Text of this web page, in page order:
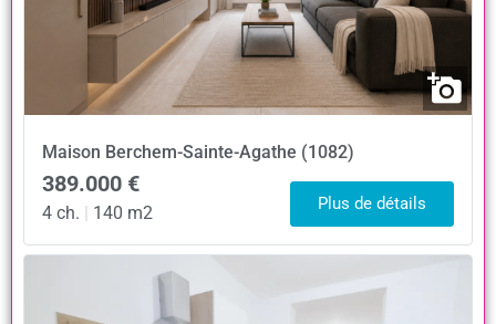
Maison Berchem-Sainte-Agathe (1082)
389.000 €
4 ch. | 140 m2 Plus de détails